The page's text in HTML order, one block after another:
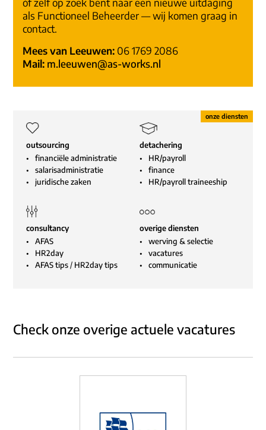
óf zelf op zoek bent naar een nieuwe uitdaging
als Functioneel Beheerder — wij komen graag in
contact.
Mees van Leeuwen: 06 1769 2086
Mail: m.leeuwen@as-works.nl
outsourcing
financiële administratie
salarisadministratie
juridische zaken
detachering
HR/payroll
finance
HR/payroll traineeship
consultancy
AFAS
HR2day
AFAS tips/ HR2day tips
overige diensten
werving & selectie
vacatures
communicatie
Check onze overige actuele vacatures